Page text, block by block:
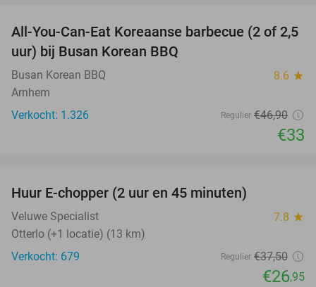
30%
All-You-Can-Eat Koreaanse barbecue (2 of 2,5
uur) bij Busan Korean BBQ
Busan Korean BBQ 8.6 star
Arnhem
Verkocht: 1.326
Regulier €46,90
€33
Huur E-chopper (2 uur en 45 minuten)
Veluwe Specialist 7.8 star
Otterlo (+1 locatie) (13 km)
Verkocht: 679
Regulier €37,50
€26,95